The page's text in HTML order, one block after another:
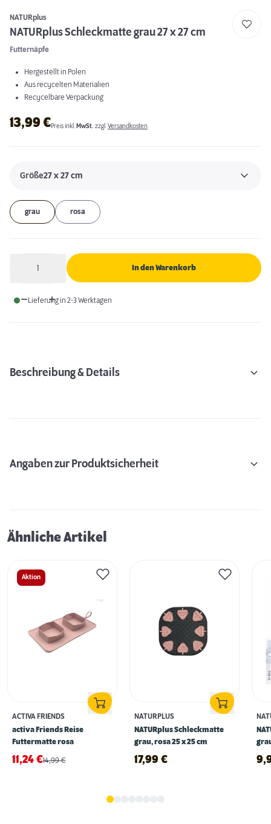
NATURplus
NATURplus Schleckmatte grau 27 x 27 cm
Futternäpfe
Hergestellt in Polen
Aus recycelten Materialien
Recycelbare Verpackung
13,99€Preis inkl. MwSt. zzgl.Versandkosten
Größe27 x 27 cm
grau rosa
1 In den Warenkorb
Lieferung in 2-3 Werktagen
Beschreibung & Details
Angaben zur Produktsicherheit
Ähnliche Artikel
Aktion
ACTIVA FRIENDS
activa Friends Reise
Futtermatte rosa
11,24 €14,99€
NATURPLUS
NATURplus Schleckmatte
grau, rosa 25 x 25 cm
17,99 €